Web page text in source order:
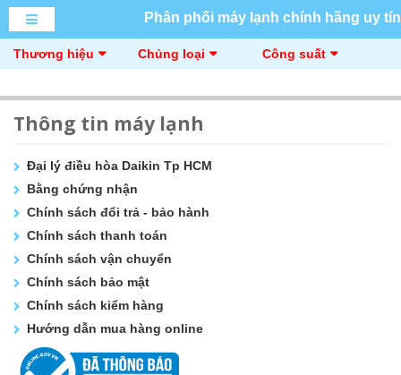
Phân phối máy lạnh chính hãng uy tín
Thương hiệu Chủng loại Công suất
Thông tin máy lạnh
Đại lý điều hòa Daikin Tp HCM
Bằng chứng nhận
Chính sách đổi trả - bảo hành
Chính sách thanh toán
Chính sách vận chuyển
Chính sách bảo mật
Chính sách kiểm hàng
Hướng dẫn mua hàng online